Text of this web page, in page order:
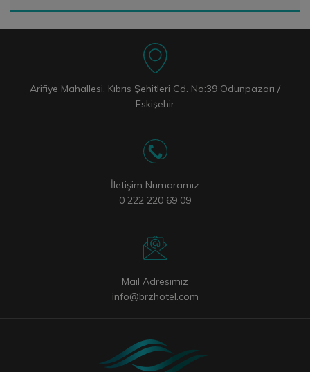
Arifiye Mahallesi, Kıbrıs Şehitleri Cd. No:39 Odunpazarı /
Eskişehir
İletişim Numaramız
0 222 220 69 09
Mail Adresimiz
info@brzhotel.com